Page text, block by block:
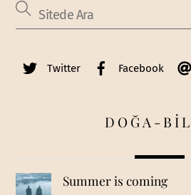
Twitter Facebook
DOĞA-
Summer is coming